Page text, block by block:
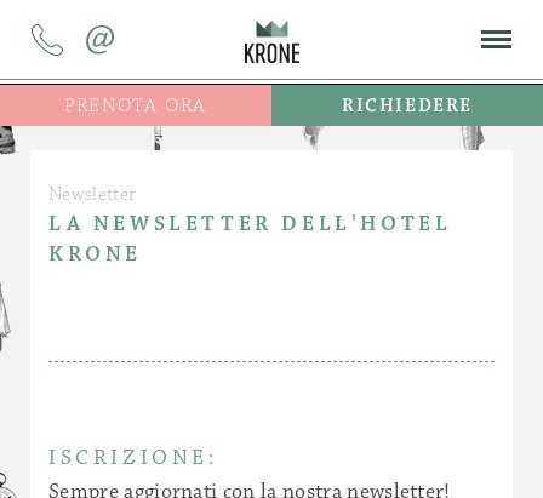
@
PRENOTA ORA RICHIEDERE
Newsletter
LA NEWSLETTER DELL'HOTEL
KRONE
ISCRIZIONE:
Sempre aggiornati con la nostra newsletter!